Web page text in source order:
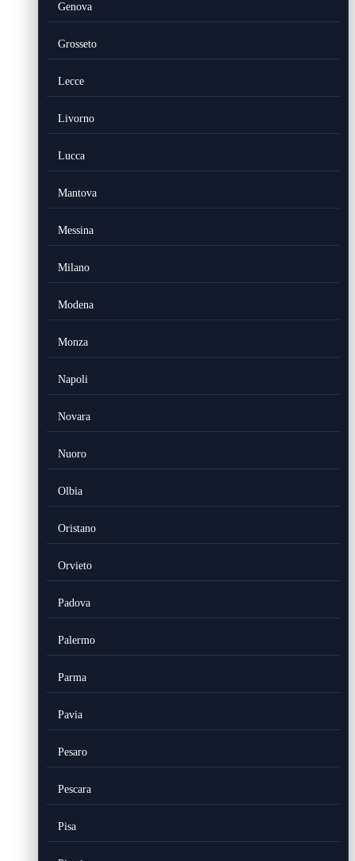
Genova
Grosseto
Lecce
Livorno
Lucca
Mantova
Messina
Milano
Modena
Monza
Napoli
Novara
Nuoro
Olbia
Oristano
Orvieto
Padova
Palermo
Parma
Pavia
Pesaro
Pescara
Pisa